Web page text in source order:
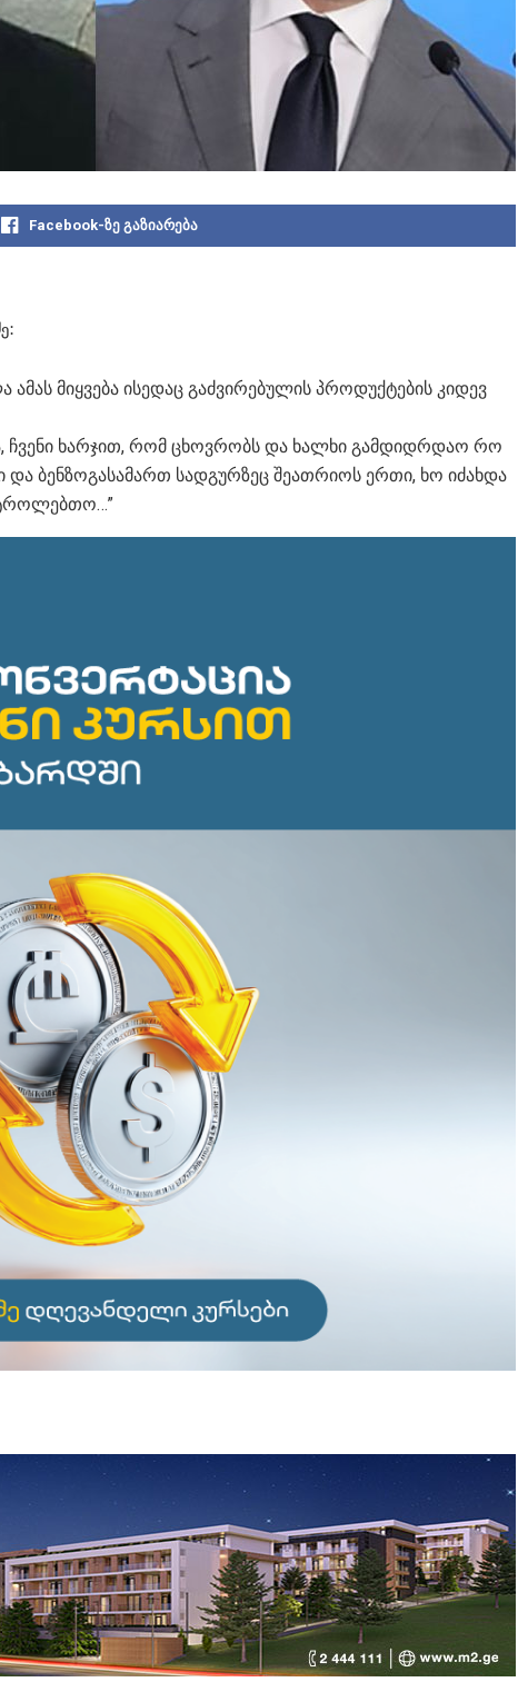
Facebook-ზე გაზიარება
მიყვება ისედაც გაძვირებულის პროდუქტების კიდევ
ჩვენი ხარჯით, რომ ცხოვრობს და ხალხი გამდიდრდაო რო
და ბენზოგასამართ სადგურზეც შეათრიოს ერთი, ხო იძახდა